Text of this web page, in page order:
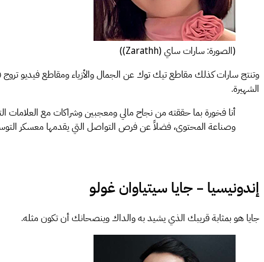
(الصورة: سارات ساي (Zarathh))
وتنتج سارات كذلك مقاطع تيك توك عن الجمال والأزياء ومقاطع فيديو
الشهيرة.
أنا فخورة بما حققته من نجاح مالي ومعجبين وشراكات مع العلامات
وصناعة المحتوى، فضلاً عن فرص التواصل التي يقدمها معسكر
إندونيسيا – جايا سيتياوان غولو
جايا هو بمثابة قريبك الذي يشيد به والداك وينصحانك أن تكون مثله.